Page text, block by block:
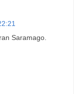
Saramago.